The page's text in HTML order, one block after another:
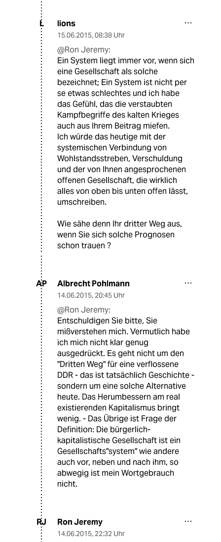
L lions
15.06.2015, 08:38 Uhr
@Ron Jeremy:
Ein System liegt immer vor, wenn sich
eine Gesellschaft als solche
bezeichnet; Ein System ist nicht per
se etwas schlechtes und ich habe
das Gefühl, das die verstaubten
Kampfbegriffe des kalten Krieges
auch aus Ihrem Beitrag miefen.
Ich würde das heutige mit der
systemischen Verbindung von
Wohlstandsstreben, Verschuldung
und der von Ihnen angesprochenen
offenen Gesellschaft, die wirklich
alles von oben bis unten offen lässt,
umschreiben.
Wie sähe denn Ihr dritter Weg aus,
wenn Sie sich solche Prognosen
schon trauen ?
AP Albrecht Pohlmann
14.06.2015, 20:45 Uhr
@Ron Jeremy:
Entschuldigen Sie bitte, Sie
mißverstehen mich. Vermutlich habe
ich mich nicht klar genug
ausgedrückt. Es geht nicht um den
"Dritten Weg" für eine verflossene
DDR - das ist tatsächlich Geschichte -
sondern um eine solche Alternative
heute. Das Herumbessern am real
existierenden Kapitalismus bringt
wenig. - Das Übrige ist Frage der
Definition: Die bürgerlich-
kapitalistische Gesellschaft ist ein
Gesellschafts"system" wie andere
auch vor, neben und nach ihm, so
abwegig ist mein Wortgebrauch
nicht.
RJ Ron Jeremy
14.06.2015, 22:32 Uhr